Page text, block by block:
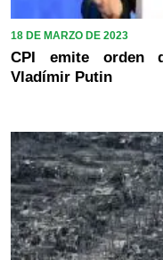
18 DE MARZO DE 2023
CPI emite orden
Vladímir Putin